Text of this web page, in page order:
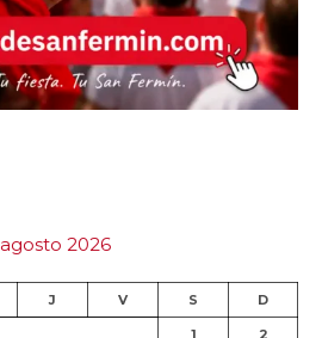
agosto 2026
J V S D
1 2